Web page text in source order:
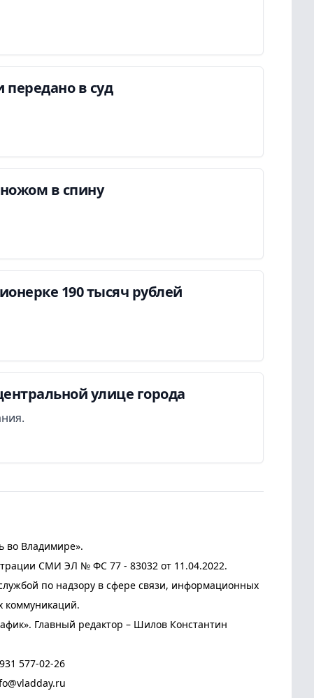
в суд
в спину
190 тысяч рублей
улице города
во Владимире».
СМИ ЭЛ № ФС 77 - 83032 от 11.04.2022.
по надзору в сфере связи, информационных
коммуникаций.
Главный редактор – Шилов Константин
577-02-26